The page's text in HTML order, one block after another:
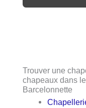
Trouver une
chapeaux dans
Barcelonnette